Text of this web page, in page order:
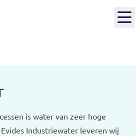
is water van zeer hoge
Industriewater leveren wij